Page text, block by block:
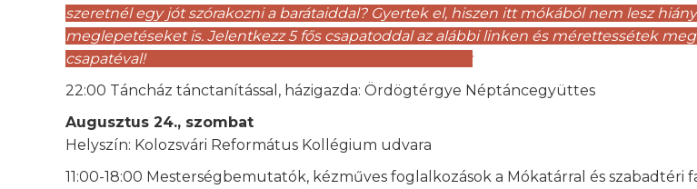
szeretnél egy jót szórakozni a barátaiddal? Gyertek el, hiszen itt mókából nem lesz
meglepetéseket is. Jelentkezz 5 fős csapatoddal az alábbi linken és mérettessétek
csapatéval!
22:00 Táncház tánctanítással, házigazda: Ördögtérgye Néptáncegyüttes
Augusztus 24., szombat
Helyszín: Kolozsvári Református Kollégium udvara
11:00-18:00 Mesterségbemutatók, kézműves foglalkozások a Mókatárral és szabadtéri